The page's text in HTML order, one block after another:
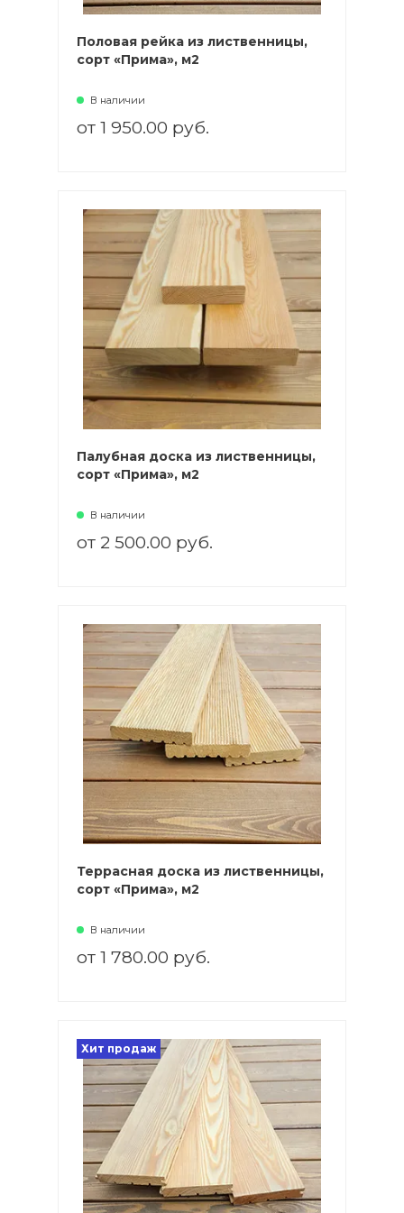
Половая рейка из лиственницы,
сорт «Прима», м2
В наличии
от 1 950.00 руб.
Палубная доска из лиственницы,
сорт «Прима», м2
В наличии
от 2 500.00 руб.
Террасная доска из лиственницы,
сорт «Прима», м2
В наличии
от 1 780.00 руб.
Хит продаж